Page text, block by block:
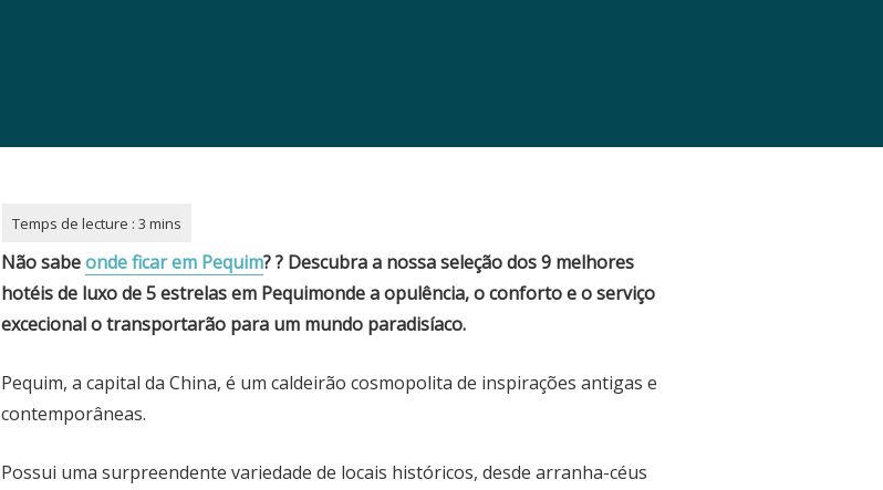
Não sabeonde ficar em Pequim?? Descubra a nossa seleção dos 9 melhores
hotéis de luxo de 5 estrelas em Pequimonde a opulência, o conforto e o serviço
excecional o transportarão para um mundo paradisíaco.
Pequim, a capital da China, é um caldeirão cosmopolita de inspirações antigas e
contemporâneas.
Possui uma surpreendente variedade de locais históricos, desde arranha-céus